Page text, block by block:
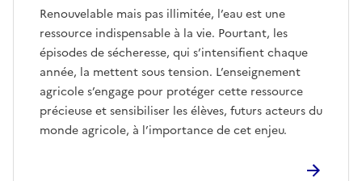
Renouvelable mais pas illimitée, l’eau est une
ressource indispensable à la vie. Pourtant, les
épisodes de sécheresse, qui s’intensifient chaque
année, la mettent sous tension. L’enseignement
agricole s’engage pour protéger cette ressource
précieuse et sensibiliser les élèves, futurs acteurs du
monde agricole, à l’importance de cet enjeu.